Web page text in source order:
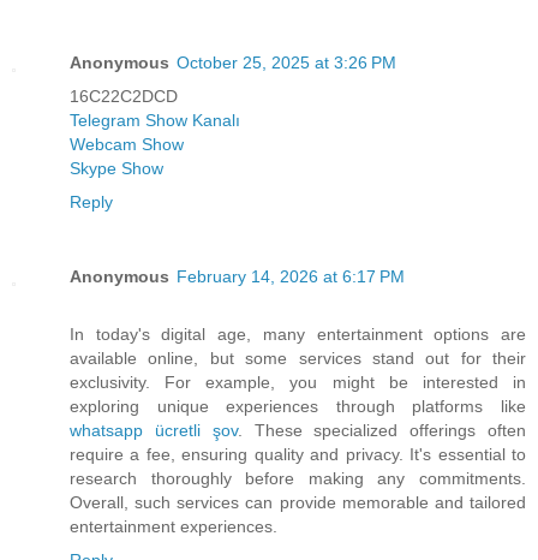
Anonymous October 25, 2025 at 3:26 PM
16C22C2DCD
Telegram Show Kanalı
Webcam Show
Skype Show
Reply
Anonymous February 14, 2026 at 6:17 PM
In today's digital age, many entertainment options are
available online, but some services stand out for their
exclusivity. For example, you might be interested in
exploring unique experiences through platforms like
whatsapp ücretli şov. These specialized offerings often
require a fee, ensuring quality and privacy. It's essential to
research thoroughly before making any commitments.
Overall, such services can provide memorable and tailored
entertainment experiences.